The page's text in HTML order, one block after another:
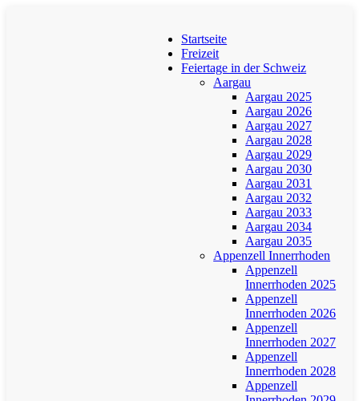
Startseite
Freizeit
Feiertage in der Schweiz
Aargau
Aargau 2025
Aargau 2026
Aargau 2027
Aargau 2028
Aargau 2029
Aargau 2030
Aargau 2031
Aargau 2032
Aargau 2033
Aargau 2034
Aargau 2035
Appenzell Innerrhoden
Appenzell
Innerrhoden 2025
Appenzell
Innerrhoden 2026
Appenzell
Innerrhoden 2027
Appenzell
Innerrhoden 2028
Appenzell